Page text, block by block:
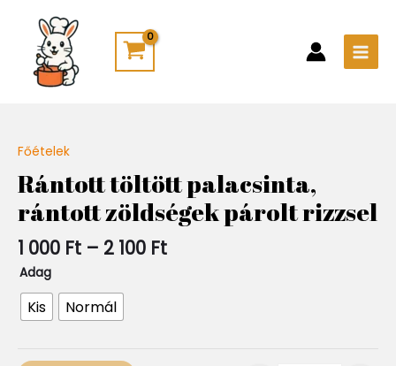
content
Főételek
Rántott töltött palacsinta,
rántott zöldségek párolt rizzsel
1 000 Ft – 2 100 Ft
1
000 Ft
-
2
100 Ft
Adag
Kis Normál